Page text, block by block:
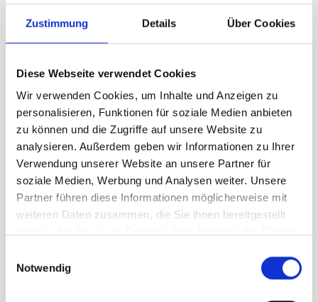
Zustimmung Details Über Cookies
Diese Webseite verwendet Cookies
Wir verwenden Cookies, um Inhalte und Anzeigen zu
personalisieren, Funktionen für soziale Medien anbieten
zu können und die Zugriffe auf unsere Website zu
analysieren. Außerdem geben wir Informationen zu Ihrer
Verwendung unserer Website an unsere Partner für
soziale Medien, Werbung und Analysen weiter. Unsere
Partner führen diese Informationen möglicherweise mit
weiteren Daten zusammen, die Sie ihnen bereitgestellt
Notwendig
Carrello
CHF 198.90